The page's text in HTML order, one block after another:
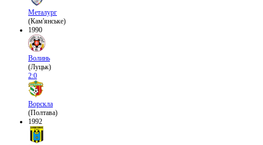
Металург
(Кам'янське)
1990
Волинь
(Луцьк)
2:0
Ворскла
(Полтава)
1992